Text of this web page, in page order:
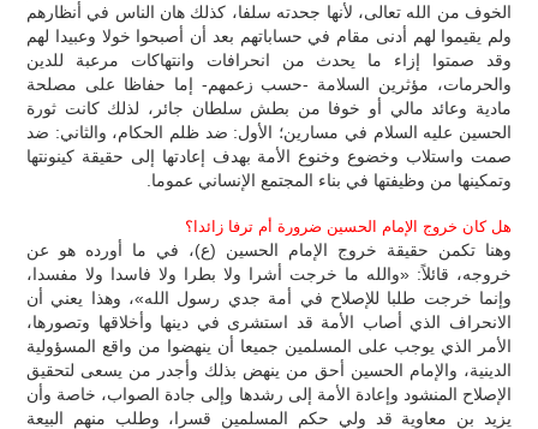
الخوف من الله تعالى، لأنها جحدته سلفا، كذلك هان الناس في أنظارهم
ولم يقيموا لهم أدنى مقام في حساباتهم بعد أن أصبحوا خولا وعبيدا لهم
وقد صمتوا إزاء ما يحدث من انحرافات وانتهاكات مرعبة للدين
والحرمات، مؤثرين السلامة -حسب زعمهم- إما حفاظا على مصلحة
مادية وعائد مالي أو خوفا من بطش سلطان جائر، لذلك كانت ثورة
الحسين عليه السلام في مسارين؛ الأول: ضد ظلم الحكام، والثاني: ضد
صمت واستلاب وخضوع وخنوع الأمة بهدف إعادتها إلى حقيقة كينونتها
وتمكينها من وظيفتها في بناء المجتمع الإنساني عموما.
هل كان خروج الإمام الحسين ضرورة أم ترفا زائدا؟
وهنا تكمن حقيقة خروج الإمام الحسين (ع)، في ما أورده هو عن
خروجه، قائلاً: «والله ما خرجت أشرا ولا بطرا ولا فاسدا ولا مفسدا،
وإنما خرجت طلبا للإصلاح في أمة جدي رسول الله»، وهذا يعني أن
الانحراف الذي أصاب الأمة قد استشرى في دينها وأخلاقها وتصورها،
الأمر الذي يوجب على المسلمين جميعا أن ينهضوا من واقع المسؤولية
الدينية، والإمام الحسين أحق من ينهض بذلك وأجدر من يسعى لتحقيق
الإصلاح المنشود وإعادة الأمة إلى رشدها وإلى جادة الصواب، خاصة وأن
يزيد بن معاوية قد ولي حكم المسلمين قسرا، وطلب منهم البيعة